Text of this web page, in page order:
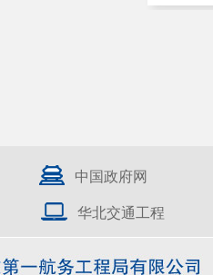
中国政府网
华北交通工程